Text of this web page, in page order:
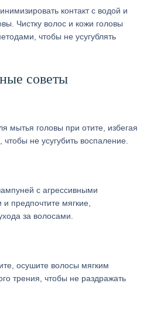
контакт с водой и
Чистку волос и кожи головы
чтобы не усугублять
советы
мытья головы при отите, избегая
не усугубить воспаление.
с агрессивными
предпочтите мягкие,
за волосами.
осушите волосы мягким
трения, чтобы не раздражать